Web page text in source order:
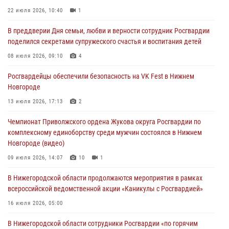
Росгвардейцы обеспечили безопасность на VK Fest в Нижнем
13 июля 2026, 17:13
Нижегородские росгвардейцы за прошедшую неделю выезжали
13 июля 2026, 06:45
Росгвардейцы предотвратили серию краж в Нижнем Новгороде
22 июля 2026, 10:40 1
В преддверии Дня семьи, любви и верности сотрудник Росгвардии
поделился секретами супружеского счастья и воспитания детей
08 июля 2026, 09:10 4
Росгвардейцы обеспечили безопасность на VK Fest в Нижнем
Новгороде
13 июля 2026, 17:13 2
Чемпионат Приволжского ордена Жукова округа Росгвардии по
комплексному единоборству среди мужчин состоялся в Нижнем
Новгороде (видео)
09 июля 2026, 14:07 10 1
В Нижегородской области продолжаются мероприятия в рамках
всероссийской ведомственной акции «Каникулы с Росгвардией»
16 июля 2026, 05:00
В Нижегородской области сотрудники Росгвардии «по горячим